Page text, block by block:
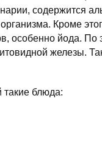
содержится
Кроме
особенно йода. По
железы.
такие блюда: